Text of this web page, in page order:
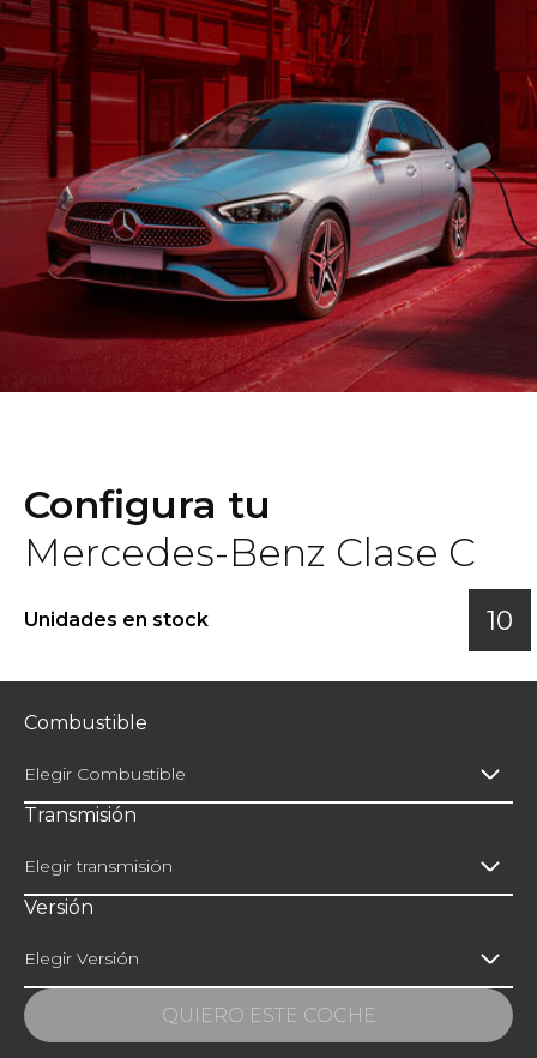
Dónde encontrarnos
Configura tu
Mercedes-Benz Clase C
Unidades en stock 10
Combustible
Elegir Combustible
Transmisión
Elegir transmisión
Versión
Elegir Versión
QUIERO ESTE COCHE